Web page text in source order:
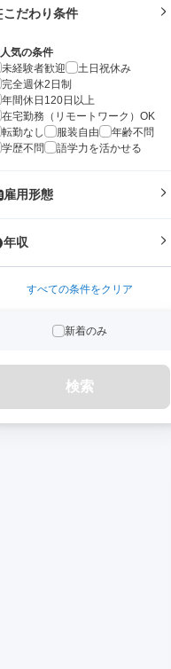
こだわり条件
人気の条件
未経験者歓迎
土日祝休み
完全週休2日制
年間休日120日以上
在宅勤務（リモートワーク）OK
転勤なし
服装自由
年齢不問
学歴不問
語学力を活かせる
雇用形態
年収
すべての条件をクリア
新着のみ
検索